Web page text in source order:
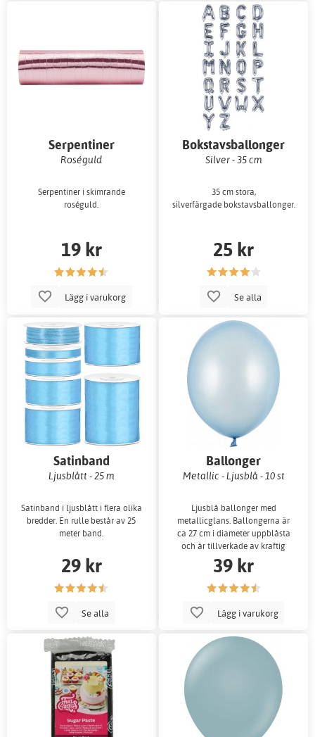
Serpentiner
Roséguld
Serpentiner i skimrande
roséguld.
19 kr
Lägg i varukorg
Bokstavsballonger
Silver - 35 cm
35 cm stora,
silverfärgade bokstavsballonger.
25 kr
Se alla
Satinband
Ljusblått - 25 m
Satinband i ljusblått i flera olika
bredder. En rulle består av 25
meter band.
29 kr
Se alla
Ballonger
Metallic - Ljusblå - 10 st
Ljusblå ballonger med
metallicglans. Ballongerna är
ca 27 cm i diameter uppblåsta
och är tillverkade av kraftig
latex med metall
39 kr
Lägg i varukorg